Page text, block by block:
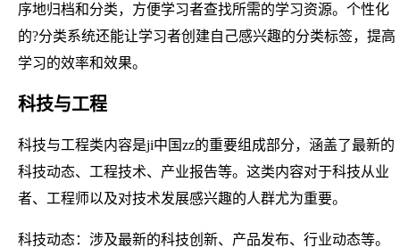
序地归档和分类，方便学习者查找所需的学习资源。个性化
的?分类系统还能让学习者创建自己感兴趣的分类标签，提高
学习的效率和效果。
科技与工程
科技与工程类内容是ji中国zz的重要组成部分，涵盖了最新的
科技动态、工程技术、产业报告等。这类内容对于科技从业
者、工程师以及对技术发展感兴趣的人群尤为重要。
科技动态：涉及最新的科技创新、产品发布、行业动态等。